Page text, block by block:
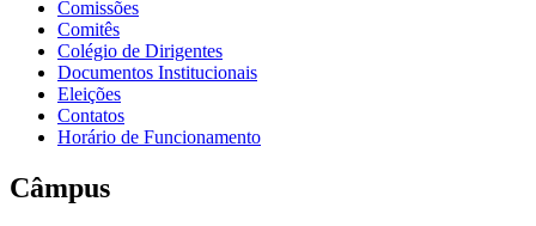
Comissões
Comitês
Colégio de Dirigentes
Documentos Institucionais
Eleições
Contatos
Horário de Funcionamento
Câmpus